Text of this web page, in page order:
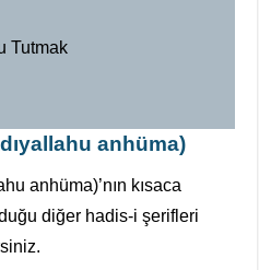
Tutmak
anhüma)
anhüma)’nın kısaca
diğer hadis-i şerifleri